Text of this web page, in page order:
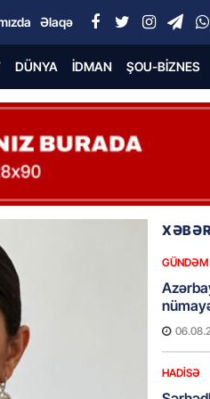
Əlaqə
DÜNYA İDMAN ŞOU-BIZNES
GÜNDƏM
HADISƏ